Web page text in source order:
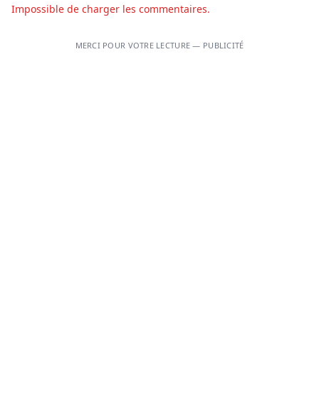
Impossible de charger les commentaires.
MERCI POUR VOTRE LECTURE — PUBLICITÉ